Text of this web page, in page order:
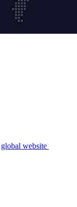
global website